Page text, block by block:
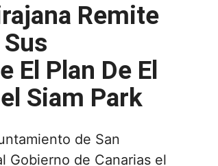
Remite
El Plan De El
Siam Park
de San
Gobierno de Canarias el